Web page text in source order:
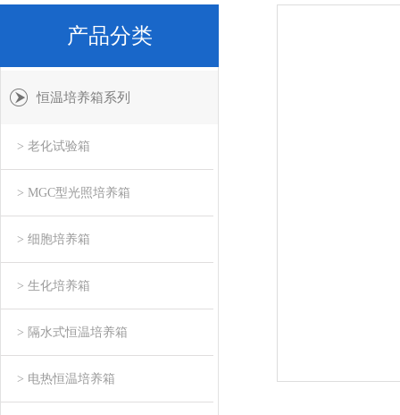
产品分类
恒温培养箱系列
> 老化试验箱
> MGC型光照培养箱
> 细胞培养箱
> 生化培养箱
> 隔水式恒温培养箱
> 电热恒温培养箱